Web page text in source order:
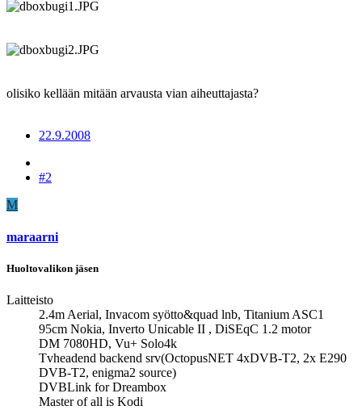
olisiko kellään mitään arvausta vian aiheuttajasta?
22.9.2008
#2
M
maraarni
Huoltovalikon jäsen
Laitteisto
2.4m Aerial, Invacom syötto&quad lnb, Titanium ASC1
95cm Nokia, Inverto Unicable II , DiSEqC 1.2 motor
DM 7080HD, Vu+ Solo4k
Tvheadend backend srv(OctopusNET 4xDVB-T2, 2x E290
DVB-T2, enigma2 source)
DVBLink for Dreambox
Master of all is Kodi